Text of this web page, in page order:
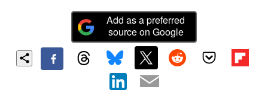
Add as a preferred
source on Google